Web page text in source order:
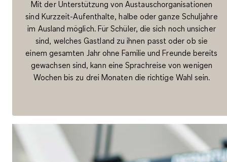
Mit der Unterstützung von Austauschorganisationen
sind Kurzzeit-Aufenthalte, halbe oder ganze Schuljahre
im Ausland möglich. Für Schüler, die sich noch unsicher
sind, welches Gastland zu ihnen passt oder ob sie
einem gesamten Jahr ohne Familie und Freunde bereits
gewachsen sind, kann eine Sprachreise von wenigen
Wochen bis zu drei Monaten die richtige Wahl sein.